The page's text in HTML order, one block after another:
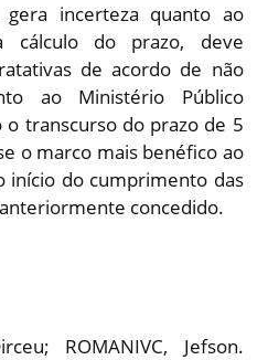
incerteza quanto ao
cálculo do prazo, deve
de acordo de não
ao Ministério Público
transcurso do prazo de 5
o marco mais benéfico ao
início do cumprimento das
concedido.
ROMANIVC, Jefson.